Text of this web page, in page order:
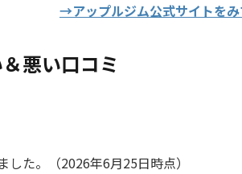
→アップルジム公式サイトを
悪い口コミ
た。（2026年6月25日時点）